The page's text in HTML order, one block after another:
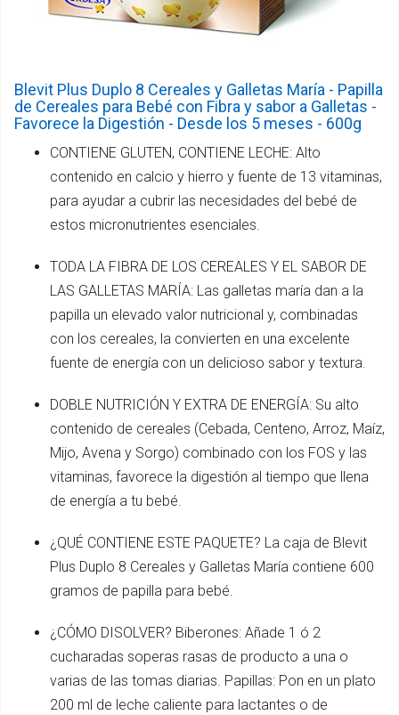
Blevit Plus Duplo 8 Cereales y Galletas María - Papilla
de Cereales para Bebé con Fibra y sabor a Galletas -
Favorece la Digestión - Desde los 5 meses - 600g
CONTIENE GLUTEN, CONTIENE LECHE: Alto
contenido en calcio y hierro y fuente de 13 vitaminas,
para ayudar a cubrir las necesidades del bebé de
estos micronutrientes esenciales.
TODA LA FIBRA DE LOS CEREALES Y EL SABOR DE
LAS GALLETAS MARÍA: Las galletas maría dan a la
papilla un elevado valor nutricional y, combinadas
con los cereales, la convierten en una excelente
fuente de energía con un delicioso sabor y textura.
DOBLE NUTRICIÓN Y EXTRA DE ENERGÍA: Su alto
contenido de cereales (Cebada, Centeno, Arroz, Maíz,
Mijo, Avena y Sorgo) combinado con los FOS y las
vitaminas, favorece la digestión al tiempo que llena
de energía a tu bebé.
¿QUÉ CONTIENE ESTE PAQUETE? La caja de Blevit
Plus Duplo 8 Cereales y Galletas María contiene 600
gramos de papilla para bebé.
¿CÓMO DISOLVER? Biberones: Añade 1 ó 2
cucharadas soperas rasas de producto a una o
varias de las tomas diarias. Papillas: Pon en un plato
200 ml de leche caliente para lactantes o de